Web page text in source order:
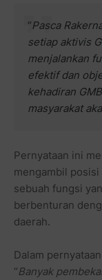
“Pasca
setiap aktivis
menjalankan
efektif dan
kehadiran
masyarakat
Pernyataan ini
mengambil
sebuah fungsi
berbenturan
daerah.
Dalam
“Banyak